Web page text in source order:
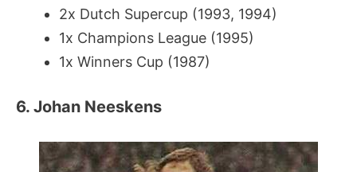
2x Dutch Supercup (1993, 1994)
1x Champions League (1995)
1x Winners Cup (1987)
6. Johan Neeskens